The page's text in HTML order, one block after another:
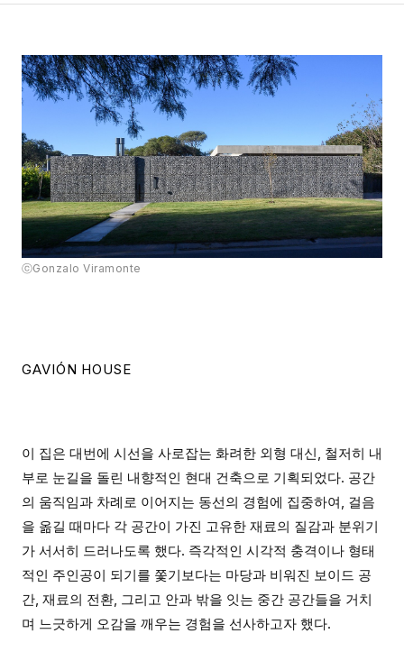
ⓒGonzalo Viramonte
GAVIÓN HOUSE
이 집은 대번에 시선을 사로잡는 화려한 외형 대신, 철저히 내
부로 눈길을 돌린 내향적인 현대 건축으로 기획되었다. 공간
의 움직임과 차례로 이어지는 동선의 경험에 집중하여, 걸음
을 옮길 때마다 각 공간이 가진 고유한 재료의 질감과 분위기
가 서서히 드러나도록 했다. 즉각적인 시각적 충격이나 형태
적인 주인공이 되기를 쫓기보다는 마당과 비워진 보이드 공
간, 재료의 전환, 그리고 안과 밖을 잇는 중간 공간들을 거치
며 느긋하게 오감을 깨우는 경험을 선사하고자 했다.